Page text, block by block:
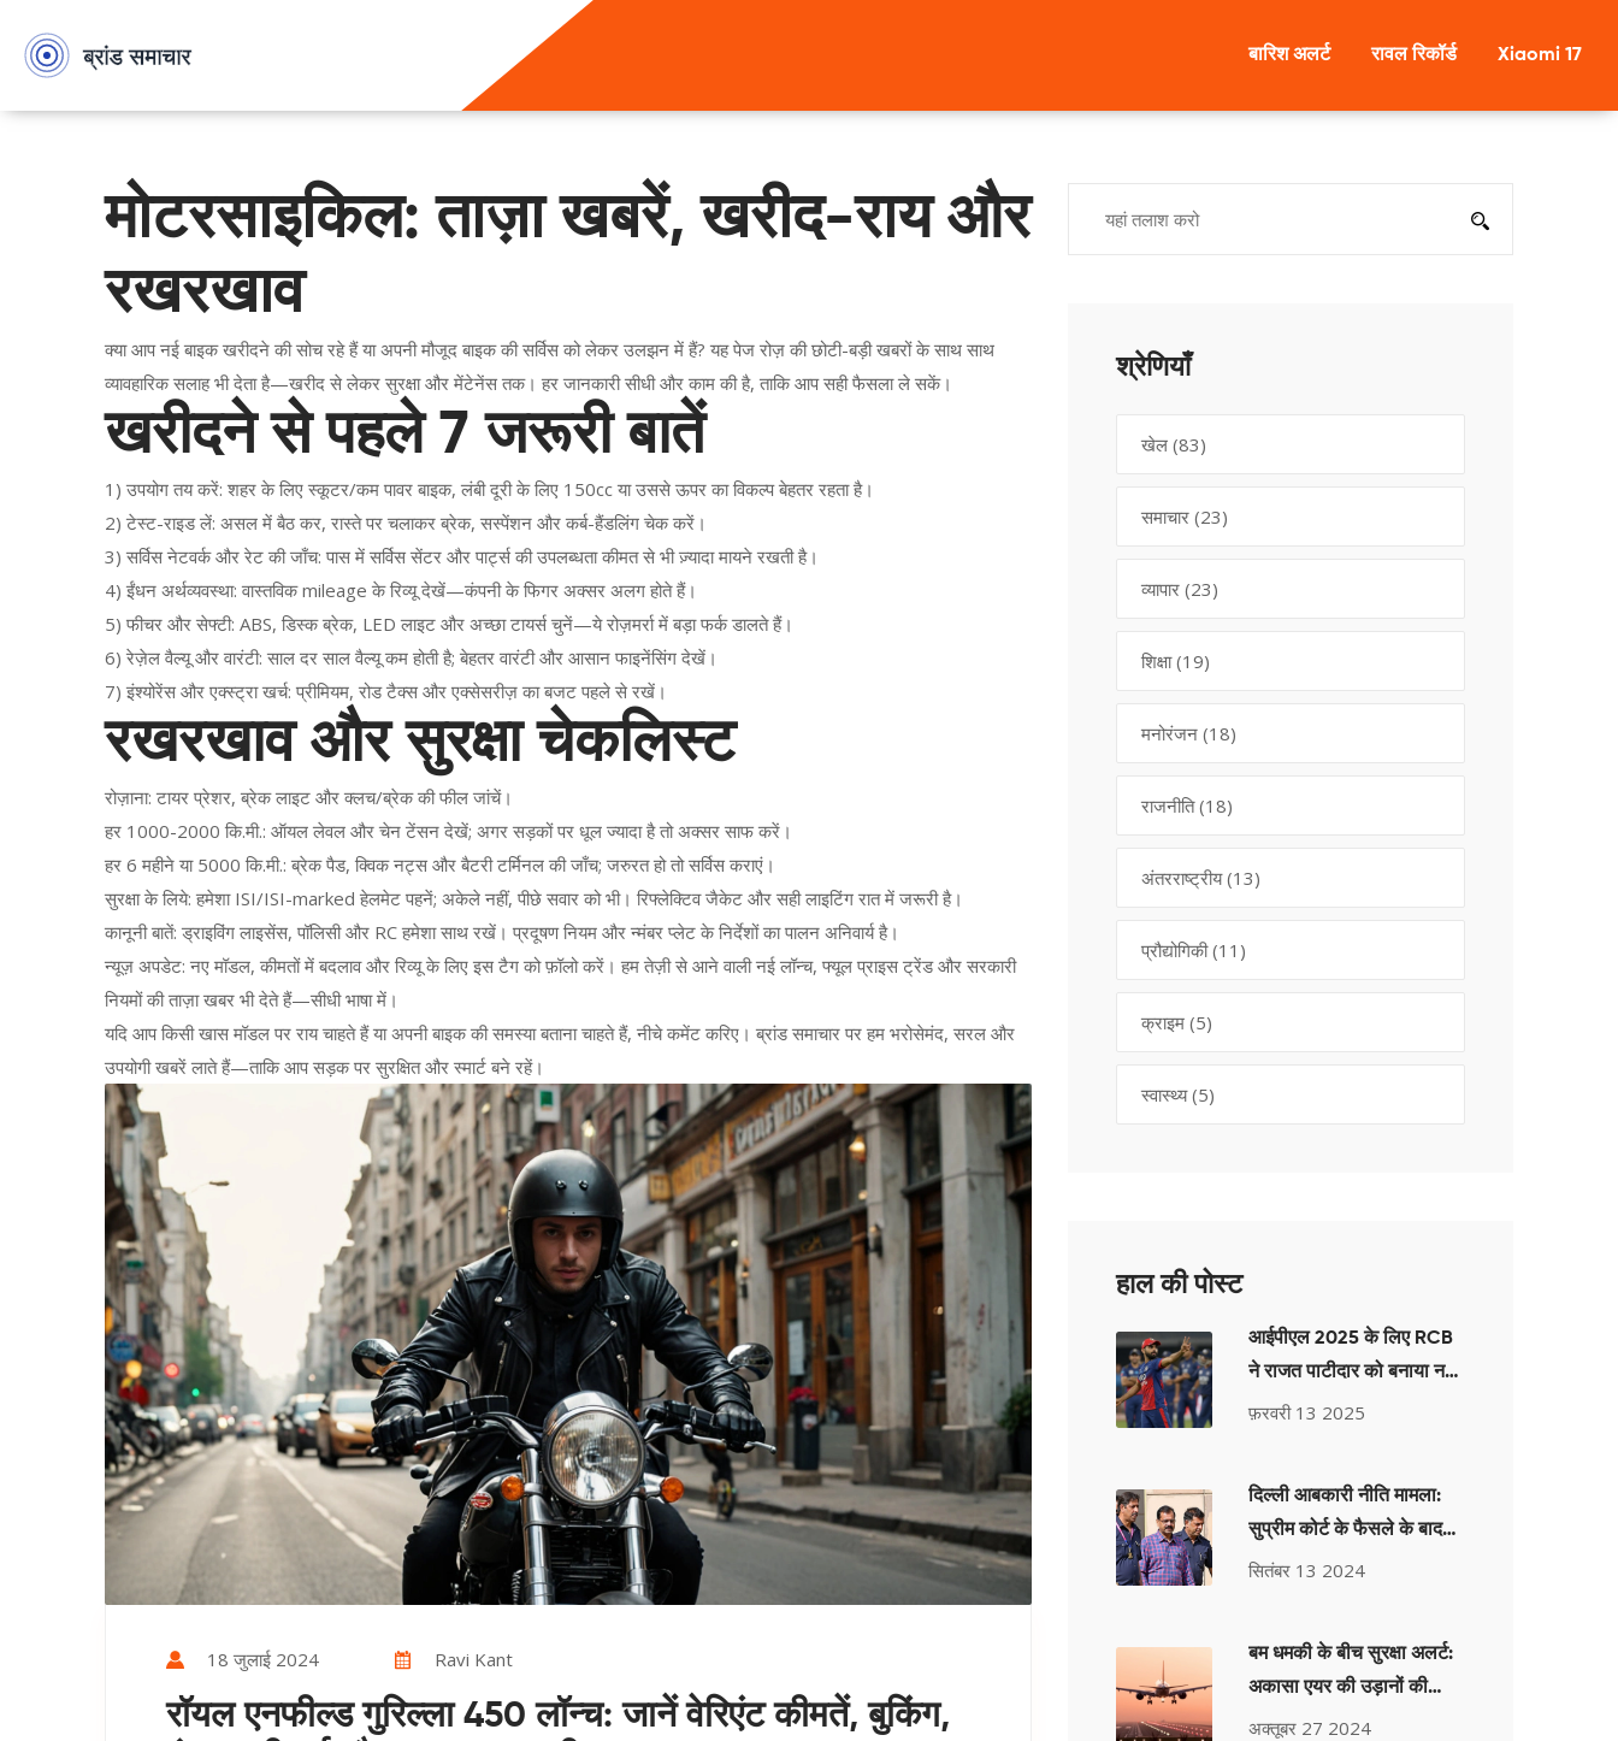
बारिश अलर्ट रावल रिकॉर्ड Xiaomi 17
मोटरसाइकिल: ताज़ा खबरें, खरीद-राय और
रखरखाव
क्या आप नई बाइक खरीदने की सोच रहे हैं या अपनी मौजूद बाइक की सर्विस को लेकर उलझन में हैं? यह पेज रोज़ की छोटी-बड़ी खबरों के साथ साथ
व्यावहारिक सलाह भी देता है—खरीद से लेकर सुरक्षा और मेंटेनेंस तक। हर जानकारी सीधी और काम की है, ताकि आप सही फैसला ले सकें।
खरीदने से पहले 7 जरूरी बातें
1) उपयोग तय करें: शहर के लिए स्कूटर/कम पावर बाइक, लंबी दूरी के लिए 150cc या उससे ऊपर का विकल्प बेहतर रहता है।
2) टेस्ट-राइड लें: असल में बैठ कर, रास्ते पर चलाकर ब्रेक, सस्पेंशन और कर्ब-हैंडलिंग चेक करें।
3) सर्विस नेटवर्क और रेट की जाँच: पास में सर्विस सेंटर और पार्ट्स की उपलब्धता कीमत से भी ज़्यादा मायने रखती है।
4) ईंधन अर्थव्यवस्था: वास्तविक mileage के रिव्यू देखें—कंपनी के फिगर अक्सर अलग होते हैं।
5) फीचर और सेफ्टी: ABS, डिस्क ब्रेक, LED लाइट और अच्छा टायर्स चुनें—ये रोज़मर्रा में बड़ा फर्क डालते हैं।
6) रेज़ेल वैल्यू और वारंटी: साल दर साल वैल्यू कम होती है; बेहतर वारंटी और आसान फाइनेंसिंग देखें।
7) इंश्योरेंस और एक्स्ट्रा खर्च: प्रीमियम, रोड टैक्स और एक्सेसरीज़ का बजट पहले से रखें।
रखरखाव और सुरक्षा चेकलिस्ट
रोज़ाना: टायर प्रेशर, ब्रेक लाइट और क्लच/ब्रेक की फील जांचें।
हर 1000-2000 कि.मी.: ऑयल लेवल और चेन टेंसन देखें; अगर सड़कों पर धूल ज्यादा है तो अक्सर साफ करें।
हर 6 महीने या 5000 कि.मी.: ब्रेक पैड, क्विक नट्स और बैटरी टर्मिनल की जाँच; जरुरत हो तो सर्विस कराएं।
सुरक्षा के लिये: हमेशा ISI/ISI-marked हेलमेट पहनें; अकेले नहीं, पीछे सवार को भी। रिफ्लेक्टिव जैकेट और सही लाइटिंग रात में जरूरी है।
कानूनी बातें: ड्राइविंग लाइसेंस, पॉलिसी और RC हमेशा साथ रखें। प्रदूषण नियम और न्मंबर प्लेट के निर्देशों का पालन अनिवार्य है।
न्यूज़ अपडेट: नए मॉडल, कीमतों में बदलाव और रिव्यू के लिए इस टैग को फ़ॉलो करें। हम तेज़ी से आने वाली नई लॉन्च, फ्यूल प्राइस ट्रेंड और सरकारी
नियमों की ताज़ा खबर भी देते हैं—सीधी भाषा में।
यदि आप किसी खास मॉडल पर राय चाहते हैं या अपनी बाइक की समस्या बताना चाहते हैं, नीचे कमेंट करिए। ब्रांड समाचार पर हम भरोसेमंद, सरल और
उपयोगी खबरें लाते हैं—ताकि आप सड़क पर सुरक्षित और स्मार्ट बने रहें।
18 जुलाई 2024 Ravi Kant
रॉयल एनफील्ड गुरिल्ला 450 लॉन्च: जानें वेरिएंट कीमतें, बुकिंग,
श्रेणियाँ
खेल (83)
समाचार (23)
व्यापार (23)
शिक्षा(19)
मनोरंजन (18)
राजनीति(18)
अंतरराष्ट्रीय(13)
प्रौद्योगिकी(11)
क्राइम (5)
स्वास्थ्य(5)
हाल की पोस्ट
आईपीएल 2025 के लिए RCB
ने राजत पाटीदार को बनाया नया
कप्तान
फ़रवरी 13 2025
दिल्ली आबकारी नीति मामला:
सुप्रीम कोर्ट के फैसले के बाद
तिहाड़ जेल से बाहर आए अरविंद
सितंबर 13 2024
बम धमकी के बीच सुरक्षा अलर्ट:
अकासा एयर की उड़ानों की
चुनौतियाँ
अक्तूबर 27 2024